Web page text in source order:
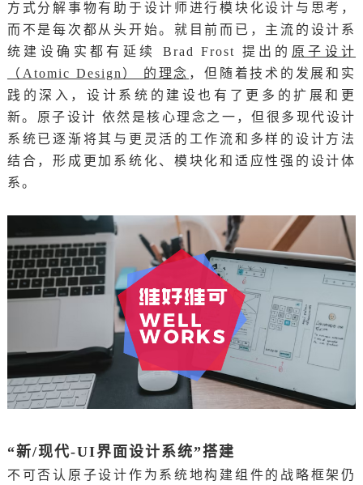
方式分解事物有助于设计师进行模块化设计与思考，
而不是每次都从头开始。就目前而已，主流的设计系
统建设确实都有延续 Brad Frost 提出的 原子设计
（Atomic Design） 的理念 ，但随着技术的发展和实
践的深入，设计系统的建设也有了更多的扩展和更
新。原子设计 依然是核心理念之一，但很多现代设计
系统已逐渐将其与更灵活的工作流和多样的设计方法
结合，形成更加系统化、模块化和适应性强的设计体
系。
“新/现代-UI界面设计系统”搭建
不可否认原子设计作为系统地构建组件的战略框架仍